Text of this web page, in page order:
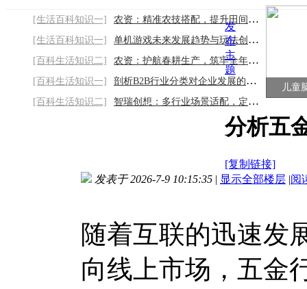
[生活百科知识一]
农资：精准农技搭配，提升田间种植效益
[生活百科知识一]
单机游戏未来发展趋势与玩法创新方向
[百科生活知识二]
农资：护航春耕生产，筑牢全年丰收根基
[百科生活知识一]
剖析B2B行业分类对企业发展的重要性2026/8/
[百科生活知识二]
智瑞创想：多行业场景适配，定制专属声誉解
儿童
发
布
主
题
分析五
[复制链接]
发表于 2026-7-9 10:15:35 | 显示全部楼层 |阅
随着互联的迅速发
向线上市场，五金